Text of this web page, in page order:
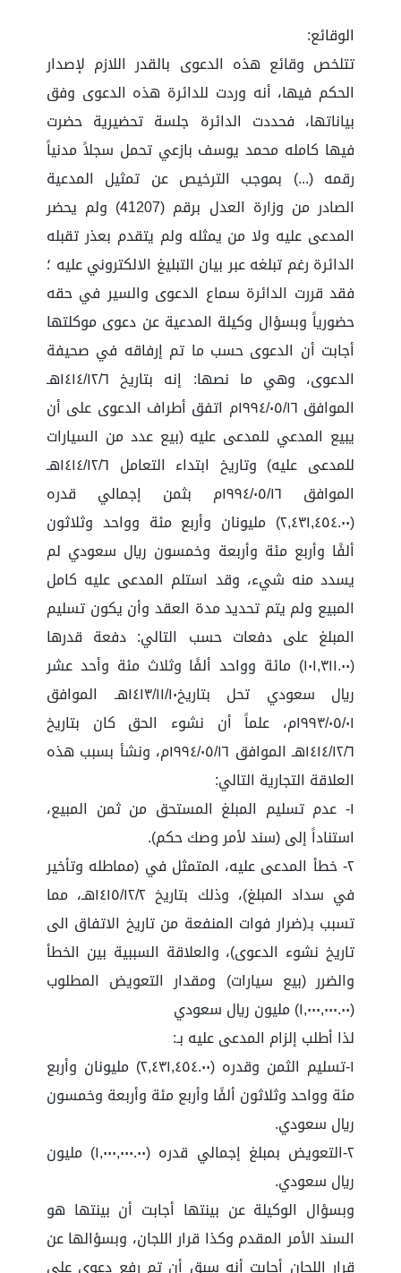
الوقائع:
تتلخص وقائع هذه الدعوى بالقدر اللازم لإصدار
الحكم فيها، أنه وردت للدائرة هذه الدعوى وفق
بياناتها، فحددت الدائرة جلسة تحضيرية حضرت
فيها كامله محمد يوسف بازعي تحمل سجلاً مدنياً
رقمه (...) بموجب الترخيص عن تمثيل المدعية
الصادر من وزارة العدل برقم (41207) ولم يحضر
المدعى عليه ولا من يمثله ولم يتقدم بعذر تقبله
الدائرة رغم تبلغه عبر بيان التبليغ الالكتروني عليه ؛
فقد قررت الدائرة سماع الدعوى والسير في حقه
حضورياً وبسؤال وكيلة المدعية عن دعوى موكلتها
أجابت أن الدعوى حسب ما تم إرفاقه في صحيفة
الدعوى، وهي ما نصها: إنه بتاريخ ١٤١٤/١٢/٦هـ
الموافق ١٩٩٤/٠٥/١٦م اتفق أطراف الدعوى على أن
يبيع المدعي للمدعى عليه (بيع عدد من السيارات
للمدعى عليه) وتاريخ ابتداء التعامل ١٤١٤/١٢/٦هـ
الموافق ١٩٩٤/٠٥/١٦م بثمن إجمالي قدره
(٢,٤٣١,٤٥٤.٠٠) مليونان وأربع مئة وواحد وثلاثون
ألفًا وأربع مئة وأربعة وخمسون ريال سعودي لم
يسدد منه شيء، وقد استلم المدعى عليه كامل
المبيع ولم يتم تحديد مدة العقد وأن يكون تسليم
المبلغ على دفعات حسب التالي: دفعة قدرها
(١٠١,٣١١.٠٠) مائة وواحد ألفًا وثلاث مئة وأحد عشر
ريال سعودي تحل بتاريخ١٤١٣/١١/١٠هـ الموافق
١٩٩٣/٠٥/٠١م، علماً أن نشوء الحق كان بتاريخ
١٤١٤/١٢/٦هـ الموافق ١٩٩٤/٠٥/١٦م، ونشأ بسبب هذه
العلاقة التجارية التالي:
١- عدم تسليم المبلغ المستحق من ثمن المبيع،
استناداً إلى (سند لأمر وصك حكم).
٢- خطأ المدعى عليه، المتمثل في (مماطله وتأخير
في سداد المبلغ)، وذلك بتاريخ ١٤١٥/١٢/٢هـ، مما
تسبب بـ(ضرار فوات المنفعة من تاريخ الاتفاق الى
تاريخ نشوء الدعوى)، والعلاقة السببية بين الخطأ
والضرر (بيع سيارات) ومقدار التعويض المطلوب
(١,٠٠٠,٠٠٠.٠٠) مليون ريال سعودي
لذا أطلب إلزام المدعى عليه بـ:
١-تسليم الثمن وقدره (٢,٤٣١,٤٥٤.٠٠) مليونان وأربع
مئة وواحد وثلاثون ألفًا وأربع مئة وأربعة وخمسون
ريال سعودي.
٢-التعويض بمبلغ إجمالي قدره (١,٠٠٠,٠٠٠.٠٠) مليون
ريال سعودي.
وبسؤال الوكيلة عن بينتها أجابت أن بينتها هو
السند الأمر المقدم وكذا قرار اللجان، وبسؤالها عن
قرار اللجان أجابت أنه سبق أن تم رفع دعوى على